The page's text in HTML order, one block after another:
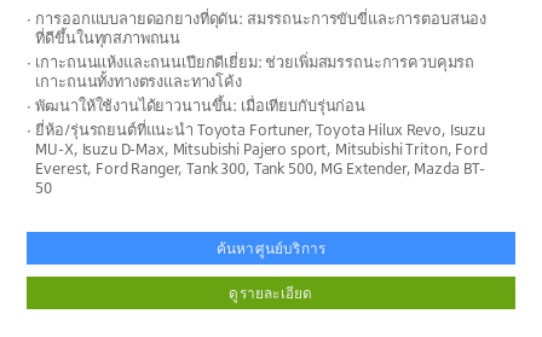
การออกแบบลายดอกยางที่ดุดัน: สมรรถนะการขับขี่และการตอบสนอง
ที่ดีขึ้นในทุกสภาพถนน
เกาะถนนแห้งและถนนเปียกดีเยี่ยม: ช่วยเพิ่มสมรรถนะการควบคุมรถ
เกาะถนนทั้งทางตรงและทางโค้ง
พัฒนาให้ใช้งานได้ยาวนานขึ้น: เมื่อเทียบกับรุ่นก่อน
ยี่ห้อ/รุ่นรถยนต์ที่แนะนำ Toyota Fortuner, Toyota Hilux Revo, Isuzu
MU-X, Isuzu D-Max, Mitsubishi Pajero sport, Mitsubishi Triton, Ford
Everest, Ford Ranger, Tank 300, Tank 500, MG Extender, Mazda BT-
50
ค้นหาศูนย์บริการ
ดูรายละเอียด